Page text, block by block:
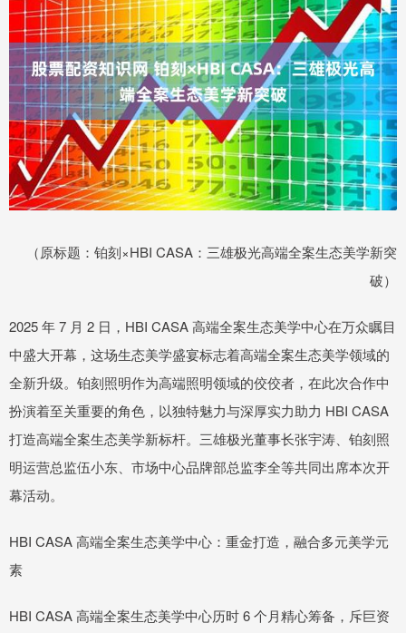
（原标题：铂刻×HBI CASA：三雄极光高端全案生态美学新突
破）
2025 年 7 月 2 日，HBI CASA 高端全案生态美学中心在万众瞩目
中盛大开幕，这场生态美学盛宴标志着高端全案生态美学领域的
全新升级。铂刻照明作为高端照明领域的佼佼者，在此次合作中
扮演着至关重要的角色，以独特魅力与深厚实力助力 HBI CASA
打造高端全案生态美学新标杆。三雄极光董事长张宇涛、铂刻照
明运营总监伍小东、市场中心品牌部总监李全等共同出席本次开
幕活动。
HBI CASA 高端全案生态美学中心：重金打造，融合多元美学元
素
HBI CASA 高端全案生态美学中心历时 6 个月精心筹备，斥巨资